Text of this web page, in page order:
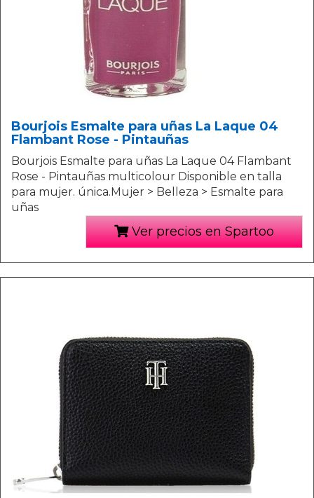
Bourjois Esmalte para uñas La Laque 04
Flambant Rose - Pintauñas
Bourjois Esmalte para uñas La Laque 04 Flambant
Rose - Pintauñas multicolour Disponible en talla
para mujer. única.Mujer > Belleza > Esmalte para
uñas
Ver precios en Spartoo